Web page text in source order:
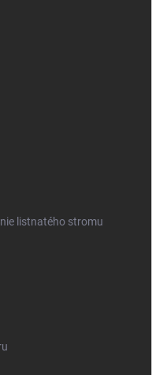
listnatého stromu